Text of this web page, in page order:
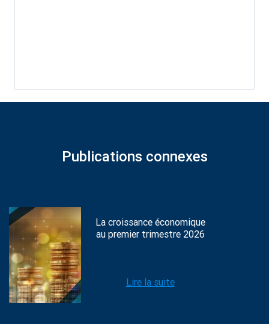
Publications connexes
La croissance économique
au premier trimestre 2026
Lire la suite